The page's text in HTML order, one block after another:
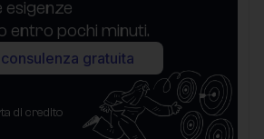
esigenze
entro pochi minuti.
gratuita
di credito